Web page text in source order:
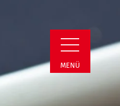
MENÜ